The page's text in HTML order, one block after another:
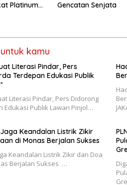
Platinum
Gencatan Senjata
kamu
Literasi Pindar, Pers
Terdepan Edukasi Publik
Literasi Pindar, Pers Didorong
Edukasi Publik Lawan Pinjol…
Keandalan Listrik Zikir
di Monas Berjalan Sukses
Keandalan Listrik Zikir dan Doa
Berjalan Sukses …